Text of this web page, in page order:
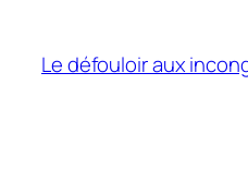
contenu
Le défouloir aux